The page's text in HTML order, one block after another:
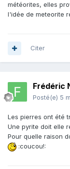
météorites, elles
l'idée de meteorite
Citer
Frédéric
Posté(e) 5
Les pierres ont été
Une pyrite doit elle
Pour quelle raison
:coucou!: